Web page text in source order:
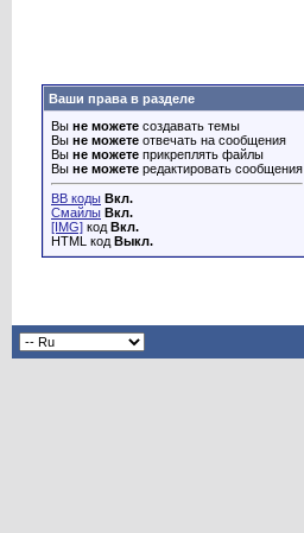
Ваши права в разделе
Вы не можете создавать темы
Вы не можете отвечать на сообщения
Вы не можете прикреплять файлы
Вы не можете редактировать сообщения
BB коды Вкл.
Смайлы Вкл.
[IMG] код Вкл.
HTML код Выкл.